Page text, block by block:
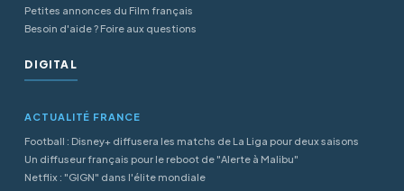
Petites annonces du Film français
Besoin d'aide ? Foire aux questions
DIGITAL
ACTUALITÉ FRANCE
Football : Disney+ diffusera les matchs de La Liga pour deux saisons
Un diffuseur français pour le reboot de "Alerte à Malibu"
Netflix : "GIGN" dans l'élite mondiale